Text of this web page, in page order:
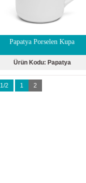
Papatya Porselen Kupa
Ürün Kodu: Papatya
1/2 1 2